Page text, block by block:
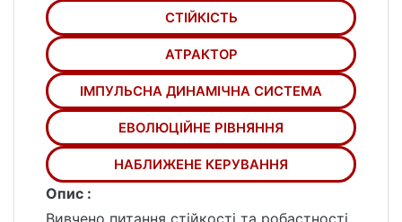
СТІЙКІСТЬ
АТРАКТОР
ІМПУЛЬСНА ДИНАМІЧНА СИСТЕМА
ЕВОЛЮЦІЙНЕ РІВНЯННЯ
НАБЛИЖЕНЕ КЕРУВАННЯ
Опис :
Вивчено питання стійкості та робастності